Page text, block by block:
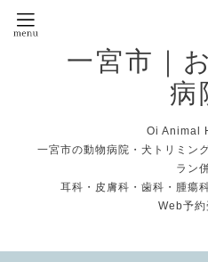
一宮市｜
病
Oi Animal
一宮市の動物病院・犬トリミン
ラン
耳科・皮膚科・歯科・腫瘍
Web予約